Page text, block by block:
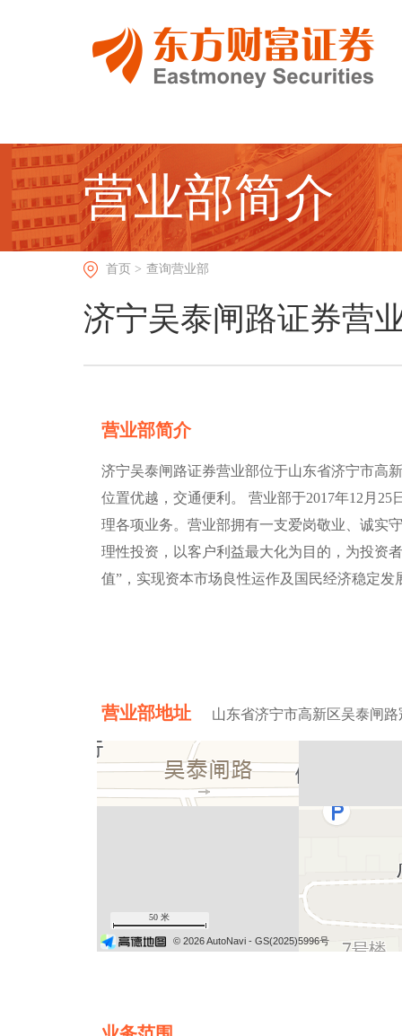
营业部简介
首页 > 查询营业部
济宁吴泰闸路证券营
营业部简介
济宁吴泰闸路证券营业部位于山东省济宁市高
位置优越，交通便利。 营业部于2017年12月
理各项业务。营业部拥有一支爱岗敬业、诚实
理性投资，以客户利益最大化为目的，为投资
值”，实现资本市场良性运作及国民经济稳定发
营业部地址 山东省济宁市高新区吴泰闸
50 米
© 2026 AutoNavi - GS(2025)5996号